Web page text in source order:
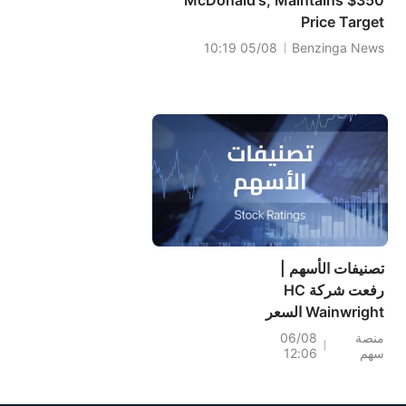
Price Target
Benzinga News
05/08 10:19
تصنيفات الأسهم |
رفعت شركة HC
Wainwright السعر
المستهدف لسهم
منصة
سهم
06/08
12:06